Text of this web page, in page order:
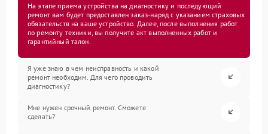
На этапе приема устройства на диагностику и последующий
ремонт вам будет предоставлен заказ-наряд с указанием страховых
обязательств на ваше устройство. Далее, после выполнения работ
по ремонту техники, вы получите акт выполненных работ и
гарантийный талон.
Я уже знаю в чем неисправность и какой
ремонт необходим. Для чего проводить
диагностику?
Мне нужен срочный ремонт. Сможете
сделать?